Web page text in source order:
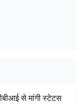
से मांगी स्टेटस